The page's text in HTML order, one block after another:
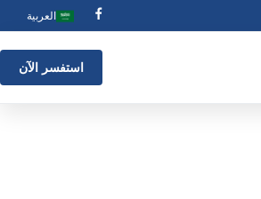
العربية
استفسر الآن